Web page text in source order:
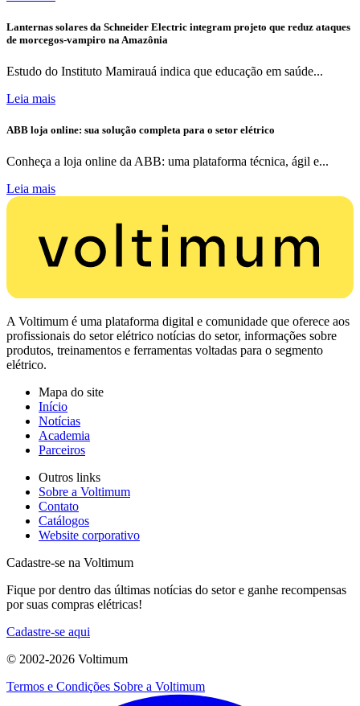
Lanternas solares da Schneider Electric integram projeto que reduz ataques
de morcegos-vampiro na Amazônia
Estudo do Instituto Mamirauá indica que educação em saúde...
Leia mais
ABB loja online: sua solução completa para o setor elétrico
Conheça a loja online da ABB: uma plataforma técnica, ágil e...
Leia mais
A Voltimum é uma plataforma digital e comunidade que oferece aos
profissionais do setor elétrico notícias do setor, informações sobre
produtos, treinamentos e ferramentas voltadas para o segmento
elétrico.
Mapa do site
Início
Notícias
Academia
Parceiros
Outros links
Sobre a Voltimum
Contato
Catálogos
Website corporativo
Cadastre-se na Voltimum
Fique por dentro das últimas notícias do setor e ganhe recompensas
por suas compras elétricas!
Cadastre-se aqui
© 2002-2026 Voltimum
Termos e Condições Sobre a Voltimum